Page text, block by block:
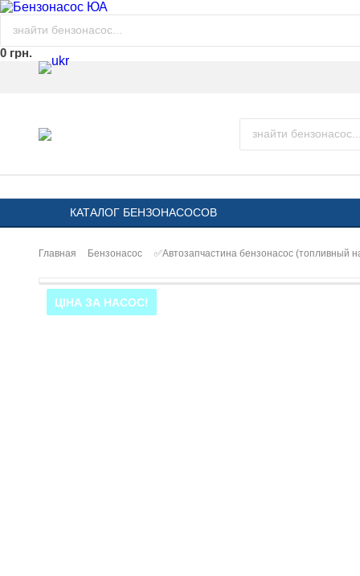
0 грн.
КАТАЛОГ БЕНЗОНАСОСОВ
Главная Бензонасос ✅Автозапчастина бензонасос (топливный
ЦІНА ЗА НАСОС!